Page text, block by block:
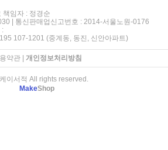
책임자 : 정경순
| 통신판매업신고번호 : 2014-서울노원-0176
:
107-1201 (중계동, 동진, 신안아파트)
약관| 개인정보처리방침
이서적 All rights reserved.
MakeShop